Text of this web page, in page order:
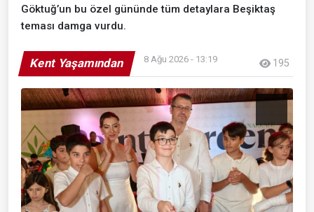
Göktuğ’un bu özel gününde tüm detaylara Beşiktaş
teması damga vurdu.
Kent Yaşamından 8 Ağu 2026 - 13:19 195